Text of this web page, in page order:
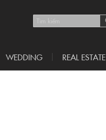
WEDDING REAL ESTATE